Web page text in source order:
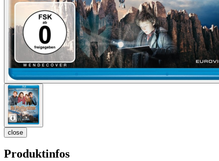
close
Produktinfos